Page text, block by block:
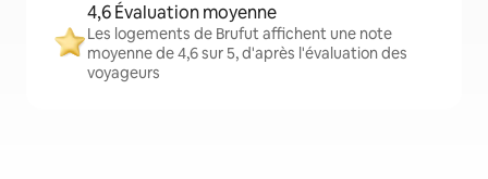
4,6 Évaluation moyenne
Les logements de Brufut affichent une note
moyenne de 4,6 sur 5, d'après l'évaluation des
voyageurs